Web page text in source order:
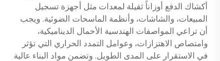
أكشاك الدفع أوزاناً ثقيلة لمعدات مثل أجهزة تسجيل
المبيعات، والشاشات، وأنظمة الماسحات الضوئية. ويجب
أن تراعي المواصفات الهندسية الأحمال الديناميكية،
وامتصاص الاهتزازات، وعوامل التمدد الحراري التي تؤثر
في الاستقرار على المدى الطويل. وتضمن مواد البناء عالية